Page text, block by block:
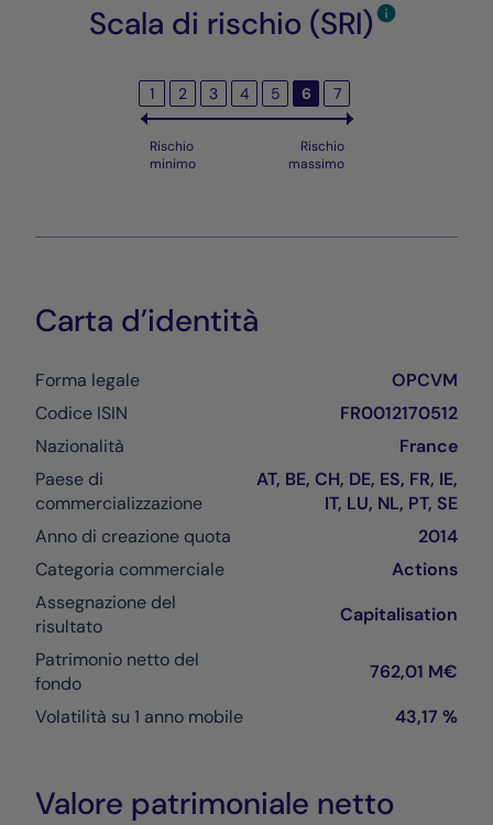
Scala di rischio (SRI)
1 2 3 4 5 6 7
Rischio
minimo
Rischio
massimo
Carta d’identità
Forma legale
OPCVM
Codice ISIN
FR0012170512
Nazionalità
France
Paese di
commercializzazione
AT, BE, CH, DE, ES, FR, IE,
IT, LU, NL, PT, SE
Anno di creazione quota
2014
Categoria commerciale
Actions
Assegnazione del
risultato
Capitalisation
Patrimonio netto del
fondo
762,01 M€
Volatilità su 1 anno mobile
43,17 %
Valore patrimoniale netto